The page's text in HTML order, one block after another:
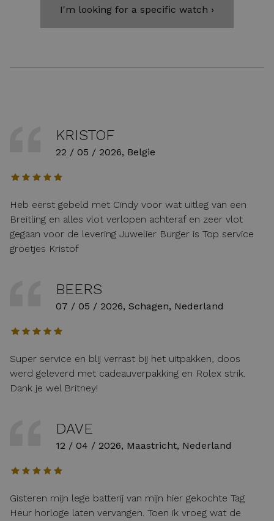
I'm looking for a specific watch ›
KRISTOF
22 / 05 / 2026, Belgie
Heb eerst gebeld met Cindy voor wat uitleg van een
Breitling en alles vlot verlopen achteraf en zeer vlot
gegaan voor de levering Juwelier Burger is Top service
groetjes Kristof
BEERS
07 / 05 / 2026, Schagen, Nederland
Super service en blij verrast bij het uitpakken, doos
werd geleverd met cadeauverpakking en Rolex strik.
Dank je wel Britney!
DAVE
12 / 04 / 2026, Maastricht, Nederland
Gisteren mijn lege batterij van mijn hier gekochte Tag
Heur horloge laten vervangen. Toen ik vroeg wat de